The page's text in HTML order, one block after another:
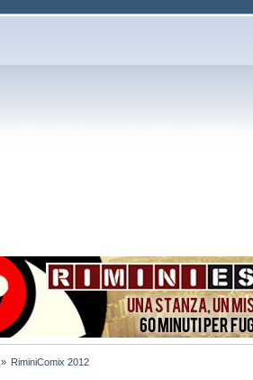
» RiminiComix 2012